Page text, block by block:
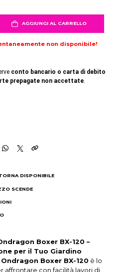
AGGIUNGI AL CARRELLO
non disponibile!
conto bancario o carta di debito
prepagate non accettate.
DISPONIBILE
SCENDE
Boxer BX-120 –
per il Tuo Giardino
Boxer BX-120 è lo
affrontare con facilità lavori di